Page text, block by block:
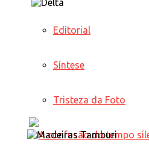
Editorial
Síntese
Tristeza da Foto